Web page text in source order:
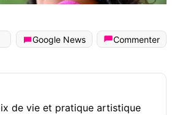
Google News
Commenter
de vie et pratique artistique